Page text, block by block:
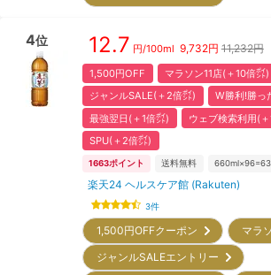
4位 12.7 円/100ml 9,732円 11,232円
1,500円OFF
マラソン11店(＋10倍㌽)
ジャンルSALE(＋2倍㌽)
W勝利!勝っ
最強翌日(＋1倍㌽)
ウェブ検索利用(
SPU(＋2倍㌽)
1663ポイント 送料無料
楽天24 ヘルスケア館 (Rakuten)
3件
1,500円OFFクーポン
マラ
ジャンルSALEエントリー